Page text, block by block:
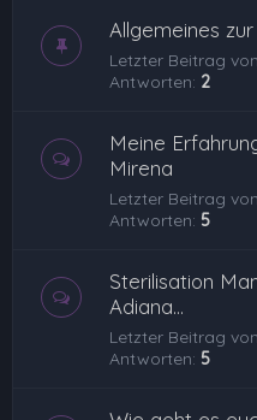
Allgemeines
Letzter Beitrag von
Antworten: 2
Meine
Mirena
Letzter Beitrag von
Antworten: 5
Sterilisation
Adiana...
Letzter Beitrag von
Antworten: 5